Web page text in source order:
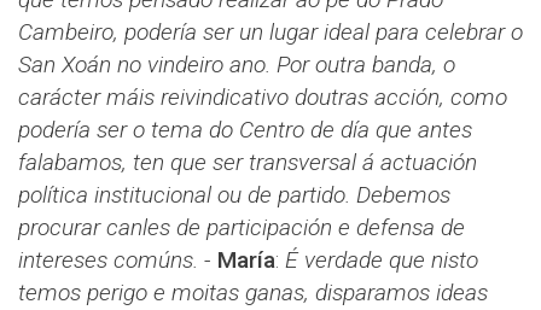
Cambeiro, podería ser un lugar ideal para celebrar o
San Xoán no vindeiro ano. Por outra banda, o
carácter máis reivindicativo doutras acción, como
podería ser o tema do Centro de día que antes
falabamos, ten que ser transversal á actuación
política institucional ou de partido. Debemos
procurar canles de participación e defensa de
intereses comúns. - María​​: É verdade que nisto
temos perigo e moitas ganas, disparamos ideas